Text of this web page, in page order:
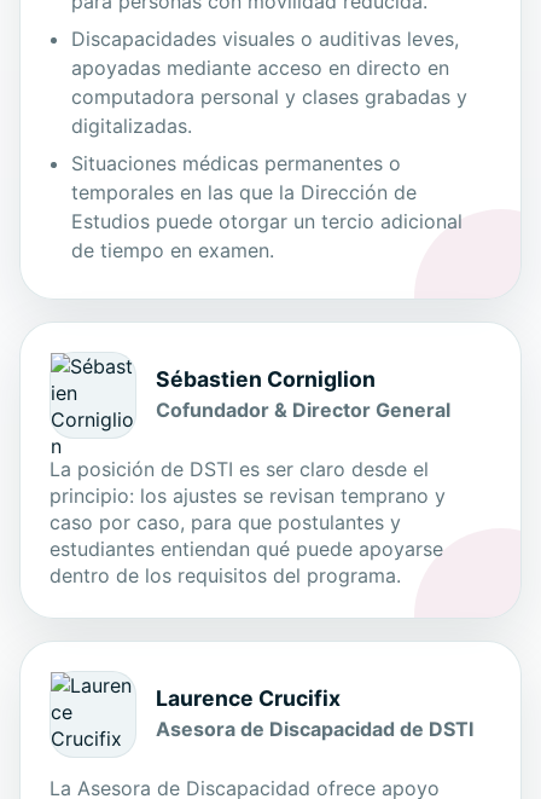
Discapacidades visuales o auditivas leves,
apoyadas mediante acceso en directo en
computadora personal y clases grabadas y
digitalizadas.
Situaciones médicas permanentes o
temporales en las que la Dirección de
Estudios puede otorgar un tercio adicional
de tiempo en examen.
Sébastien Corniglion
Cofundador & Director General
La posición de DSTI es ser claro desde el
principio: los ajustes se revisan temprano y
caso por caso, para que postulantes y
estudiantes entiendan qué puede apoyarse
dentro de los requisitos del programa.
Laurence Crucifix
Asesora de Discapacidad de DSTI
La Asesora de Discapacidad ofrece apoyo